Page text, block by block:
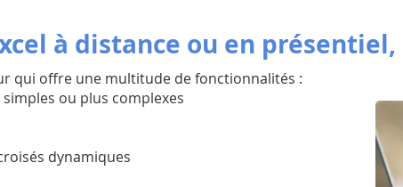
à distance ou en présentiel,
qui offre une multitude de fonctionnalités :
ou plus complexes
dynamiques